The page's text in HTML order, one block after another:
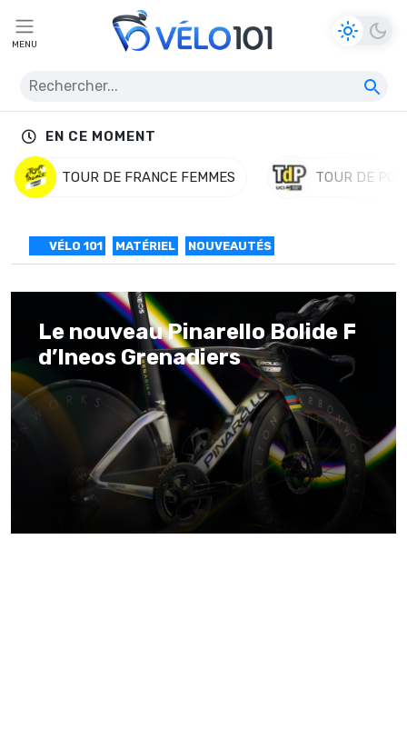
MENU
EN CE MOMENT
TOUR DE FRANCE FEMMES TOUR DE
VÉLO 101 MATÉRIEL NOUVEAUTÉS
Le nouveau Pinarello Bolide F
d’Ineos Grenadiers